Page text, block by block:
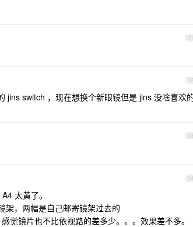
31
32
jins switch ，现在想换个新眼镜但是 jins 没啥喜欢
33
34
太黄了。
架，两幅是自己邮寄镜架过去的
觉镜片也不比依视路的差多少。。。效果差不多。